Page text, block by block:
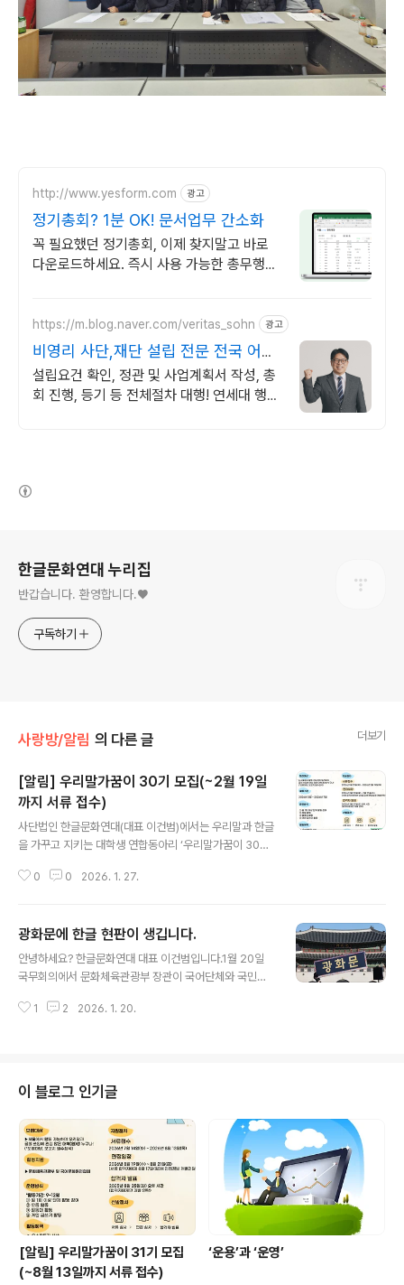
http://www.yesform.com 광고
정기총회? 1분 OK! 문서업무 간소화
꼭 필요했던 정기총회, 이제 찾지말고 바로
다운로드하세요. 즉시 사용 가능한 총무행정
https://m.blog.naver.com/veritas_sohn 광고
비영리 사단,재단 설립 전문 전국 어디
나 진행 가능!
설립요건 확인, 정관 및 사업계획서 작성, 총
회 진행, 등기 등 전체절차 대행! 연세대 행정
한글문화연대 누리집
반갑습니다. 환영합니다.♥
구독하기
사랑방/알림 의 다른 글 더보기
[알림] 우리말가꿈이 30기 모집(~2월 19일
까지 서류 접수)
사단법인 한글문화연대(대표 이건범)에서는 우리말과 한글
을 가꾸고 지키는 대학생 연합동아리 ‘우리말가꿈이 30
e/duL3r5htgrXqBMP79 ‘서울, 경기지역 우리말가꿈
0여 명의 대학생이 참여한 역사와 문화가 있는 곳으로 ‘AE
D’, ‘자동제세동기’를 ‘자동심장충격기’로 지하철 ‘스크린도
어’를 ‘안전문’으로 기차역 주변 ‘KISS&RIDE’, ‘K&R’ 표기
대학생 연합동아리입니다. 공공언어 개선과 함께 학교 안
0 0 2026. 1. 27.
광화문에 한글 현판이 생깁니다.
안녕하세요? 한글문화연대 대표 이건범입니다.1월 20일
국무회의에서 문화체육관광부 장관이 국어단체와 국민들
니다.해당 결과에 관해 글을 하나 기고했으니 회원분들은
정부 결정 환영…민주 성지에 공화국의 꿈 새겨민족 정체성
함축적으로 보여주는 계기 될 것 광화문에 한글 현판을 함
께 달게 되었다. 1월 20일 국무회의에서 문화체육관광부
장관이 국어단체와 국민들의 뜻을 건의하였고 이를 이재명
대통령이 받아들였다. 국가유산청장도 과거의 현판 불량과
같은 문제가 없..
1 2 2026. 1. 20.
이 블로그 인기글
[알림] 우리말가꿈이 31기 모집
(~8월 13일까지 서류 접수)
‘운용’과 ‘운영’